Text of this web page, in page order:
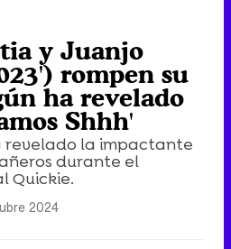
y Juanjo
rompen su
ha revelado
Shhh'
revelado la impactante
durante el
Quickie.
2024